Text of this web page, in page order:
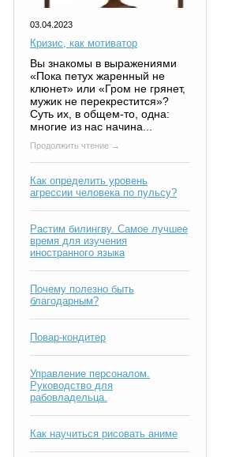
03.04.2023
Кризис, как мотиватор
Вы знакомы в выражениями
«Пока петух жаренный не
клюнет» или «Гром не грянет,
мужик не перекрестится»?
Суть их, в общем-то, одна:
многие из нас начина...
Продолжить чтение →
Как определить уровень
агрессии человека по пульсу?
Растим билингву. Самое лучшее
время для изучения
иностранного языка
Почему полезно быть
благодарным?
Повар-кондитер
Управление персоналом.
Руководство для
рабовладельца.
Как научиться рисовать аниме